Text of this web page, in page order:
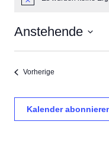
Hinweis
Anstehende
Datum
Vorherige
Kalender